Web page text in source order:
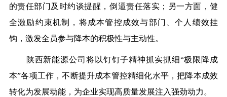
的责任部门及时约谈提醒，倒逼责任落实；另一方面，健
全激励约束机制，将成本管控成效与部门、个人绩效挂
钩，激发全员参与降本的积极性与主动性。
陕西新能源公司 将以钉钉子精神抓实抓细“极限降成
本”各项工作，不断提升成本管控精细化水平 ，把降本成效
转化为发展动能，为企业实现高质量发展注入强劲动力 。